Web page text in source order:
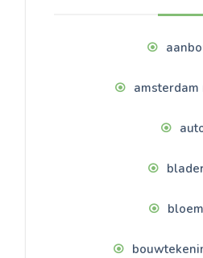
amsterdam